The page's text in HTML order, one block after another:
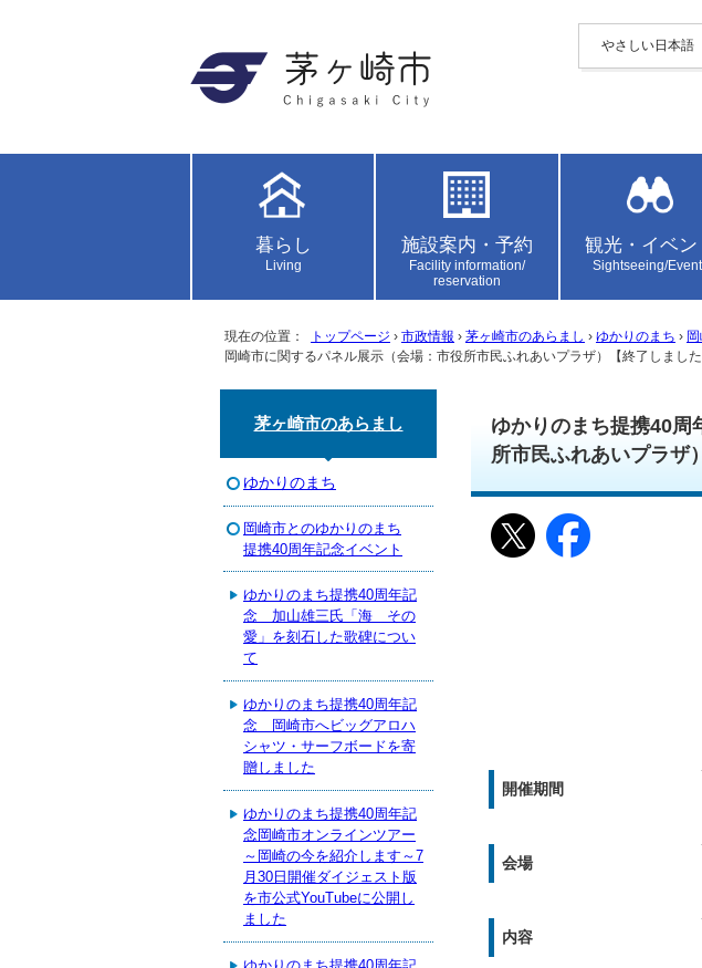
やさしい日本語
暮らし
Living
施設案内・予約
Facility information/
reservation
観光・イベン
Sightseeing/
現在の位置： トップページ › 市政情報 › 茅ヶ崎市のあらまし › ゆかりのまち ›
岡崎市に関するパネル展示（会場：市役所市民ふれあいプラザ）【終了しました
ゆかりのまち提携40
所市民ふれあいプラザ
開催期間
会場
内容
茅ヶ崎市のあらまし
ゆかりのまち
岡崎市とのゆかりのまち
提携40周年記念イベント
ゆかりのまち提携40周年記
念 加山雄三氏「海 その
愛」を刻石した歌碑につい
て
ゆかりのまち提携40周年記
念 岡崎市へビッグアロハ
シャツ・サーフボードを寄
贈しました
ゆかりのまち提携40周年記
念岡崎市オンラインツアー
～岡崎の今を紹介します～7
月30日開催ダイジェスト版
を市公式YouTubeに公開し
ました